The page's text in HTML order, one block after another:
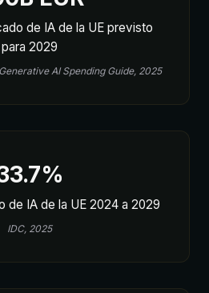
de IA de la UE previsto
para 2029
AI Spending Guide, 2025
de IA de la UE 2024 a 2029
IDC, 2025